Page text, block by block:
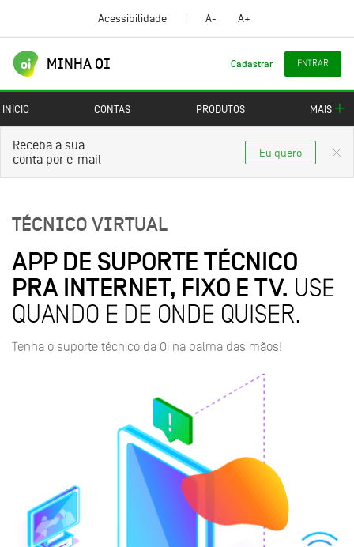
conteúdo
Acessibilidade | A- Link pra diminuir o
A+
MINHA OI Cadastrar ENTRAR
INÍCIO CONTAS PRODUTOS MAIS
Receba a sua
conta por e-mail
Eu quero
TÉCNICO VIRTUAL
APP DE SUPORTE TÉCNICO
PRA INTERNET, FIXO E TV. USE
QUANDO E DE ONDE QUISER.
Tenha o suporte técnico da Oi na palma das mãos!